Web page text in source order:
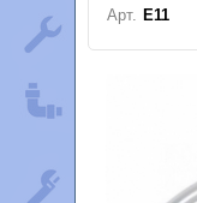
Арт. E11